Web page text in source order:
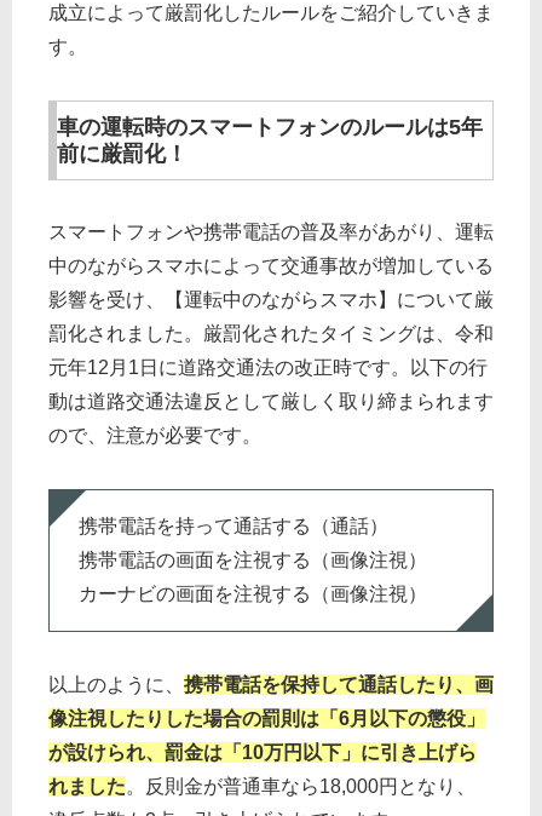
成立によって厳罰化したルールをご紹介していきま
す。
車の運転時のスマートフォンのルールは5年
前に厳罰化！
スマートフォンや携帯電話の普及率があがり、運転
中のながらスマホによって交通事故が増加している
影響を受け、【運転中のながらスマホ】について厳
罰化されました。厳罰化されたタイミングは、令和
元年12月1日に道路交通法の改正時です。以下の行
動は道路交通法違反として厳しく取り締まられます
ので、注意が必要です。
携帯電話を持って通話する（通話）
携帯電話の画面を注視する（画像注視）
カーナビの画面を注視する（画像注視）
以上のように、 携帯電話を保持して通話したり、画
像注視したりした場合の罰則は「6月以下の懲役」
が設けられ、罰金は「10万円以下」に引き上げら
れました。反則金が普通車なら18,000円となり、